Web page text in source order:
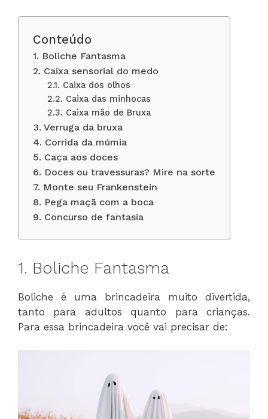
Conteúdo
1. Boliche Fantasma
2. Caixa sensorial do medo
2.1. Caixa dos olhos
2.2. Caixa das minhocas
2.3. Caixa mão de Bruxa
3. Verruga da bruxa
4. Corrida da múmia
5. Caça aos doces
6. Doces ou travessuras? Mire na sorte
7. Monte seu Frankenstein
8. Pega maçã com a boca
9. Concurso de fantasia
1. Boliche Fantasma
Boliche é uma brincadeira muito divertida,
tanto para adultos quanto para crianças.
Para essa brincadeira você vai precisar de: